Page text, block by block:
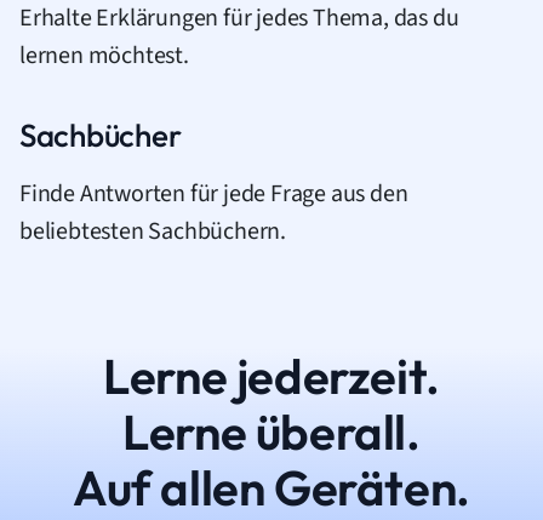
Erhalte Erklärungen für jedes Thema, das du
lernen möchtest.
Sachbücher
Finde Antworten für jede Frage aus den
beliebtesten Sachbüchern.
Lerne jederzeit.
Lerne überall.
Auf allen Geräten.